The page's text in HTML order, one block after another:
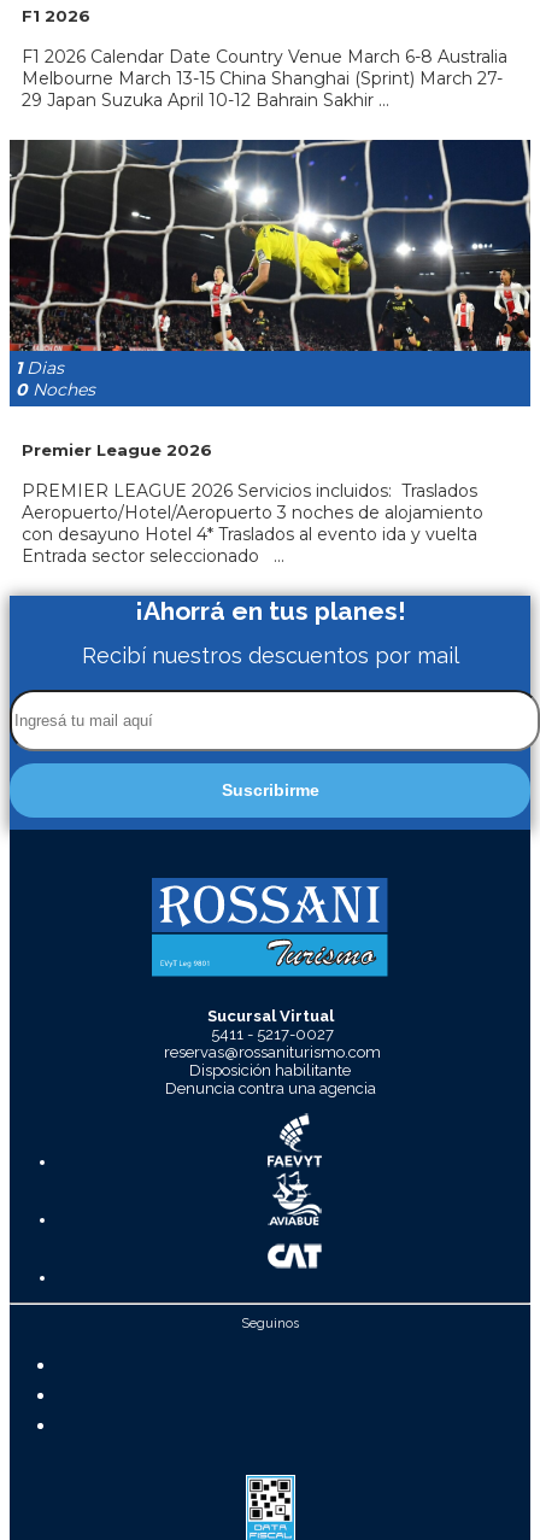
F1 2026
F1 2026 Calendar Date Country Venue March 6-8 Australia
Melbourne March 13-15 China Shanghai (Sprint) March 27-
29 Japan Suzuka April 10-12 Bahrain Sakhir ...
1Dias
0Noches
Premier League 2026
PREMIER LEAGUE 2026 Servicios incluidos: Traslados
Aeropuerto/Hotel/Aeropuerto 3 noches de alojamiento
con desayuno Hotel 4* Traslados al evento ida y vuelta
Entrada sector seleccionado ...
¡Ahorrá en tus planes!
Recibí nuestros descuentos por mail
Suscribirme
Sucursal Virtual
5411 - 5217-0027
reservas@rossaniturismo.com
Disposición habilitante
Denuncia contra una agencia
Seguinos